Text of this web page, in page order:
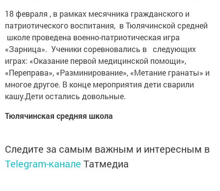
18 февраля , в рамках месячника гражданского и
патриотического воспитания, в Тюлячинской средней
школе проведена военно-патриотическая игра
«Зарница». Ученики соревновались в следующих
играх: «Оказание первой медицинской помощи»,
«Переправа», «Разминирование», «Метание гранаты» и
многое другое. В конце мероприятия дети сварили
кашу.Дети остались довольные.
Тюлячинская средняя школа
Следите за самым важным и интересным в
Telegram-канале Татмедиа